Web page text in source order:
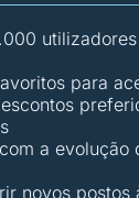
para
a evolução
novos postos